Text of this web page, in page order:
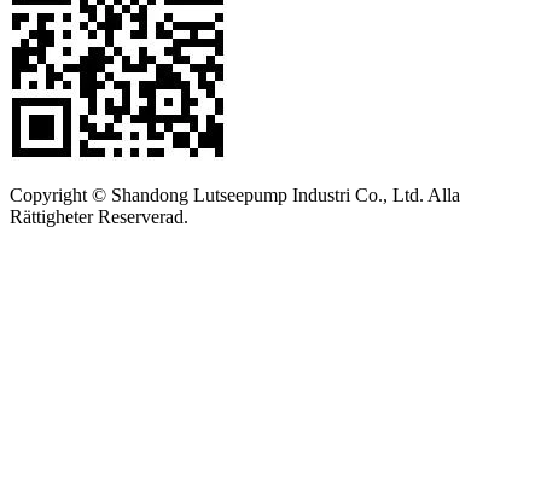
Copyright © Shandong Lutseepump Industri Co., Ltd. Alla
Rättigheter Reserverad.